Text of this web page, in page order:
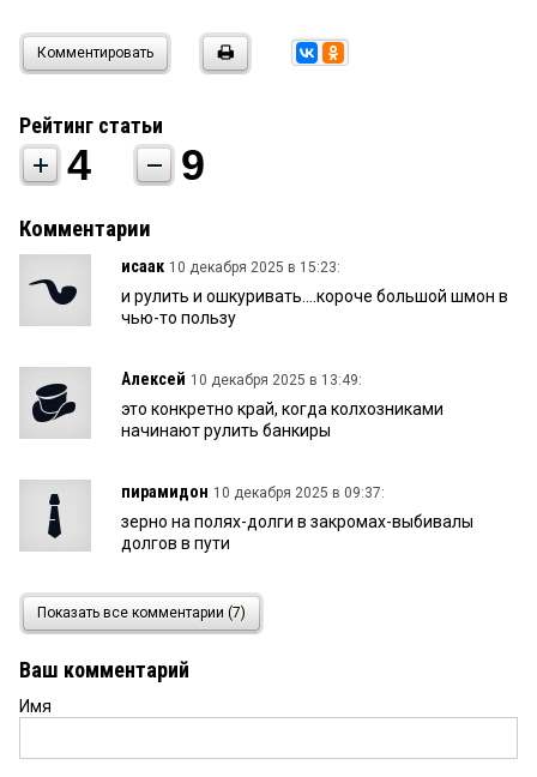
Комментировать
Рейтинг статьи
4 9
Комментарии
исаак 10 декабря 2025 в 15:23:
и рулить и ошкуривать....короче большой шмон в
чью-то пользу
Алексей 10 декабря 2025 в 13:49:
это конкретно край, когда колхозниками
начинают рулить банкиры
пирамидон 10 декабря 2025 в 09:37:
зерно на полях-долги в закромах-выбивалы
долгов в пути
9 декабря 2025 в 20:32:
Головаанов слабенький, развалил всю работу
рука министра
Показать все комментарии (7)
Ваш комментарий
Имя